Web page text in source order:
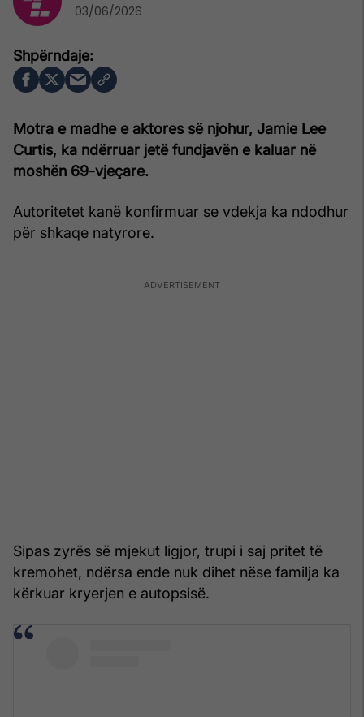
Motra e madhe e aktores së njohur, Jamie Lee
Curtis, ka ndërruar jetë fundjavën e kaluar në
moshën 69-vjeçare.
Autoritetet kanë konfirmuar se vdekja ka ndodhur
për shkaqe natyrore.
Sipas zyrës së mjekut ligjor, trupi i saj pritet të
kremohet, ndërsa ende nuk dihet nëse familja ka
kërkuar kryerjen e autopsisë.
03/06/2026